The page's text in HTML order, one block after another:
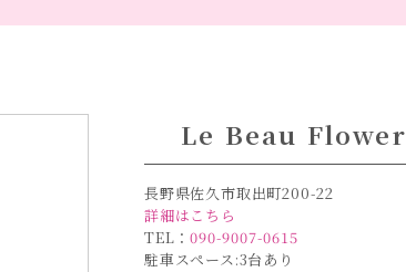
Le Beau Flower
長野県佐久市取出町200-22
詳細はこちら
TEL：090-9007-0615
駐車スペース:3台あり